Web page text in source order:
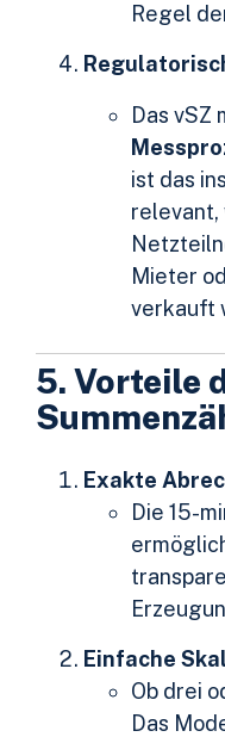
Regel
Das vSZ
ist das
relevant,
Mieter
verkauft
5. Vorteile
Exakte
Die 15-
Einfache
Ob drei
Das